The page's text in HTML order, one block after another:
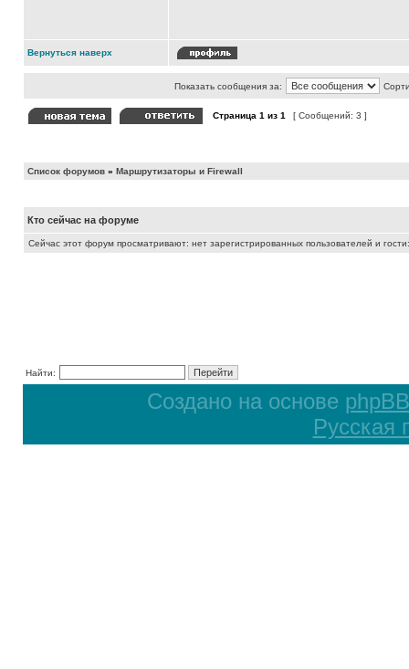
Вернуться наверх
Показать сообщения за:
Страница 1 из 1 [ Сообщений: 3 ]
Список форумов » Маршрутизаторы и Firewall
Кто сейчас на форуме
Сейчас этот форум просматривают: нет зарегистрированных пользователей и
Найти:
Создано на основе phpBB
Русская